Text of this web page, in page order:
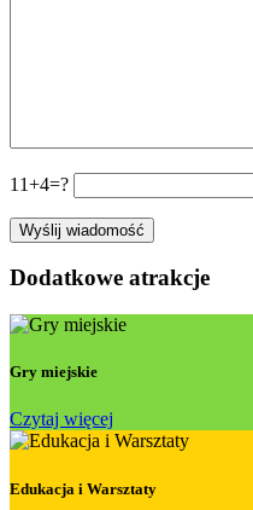
11+4=?
Dodatkowe atrakcje
Gry miejskie
Czytaj więcej
Edukacja i Warsztaty